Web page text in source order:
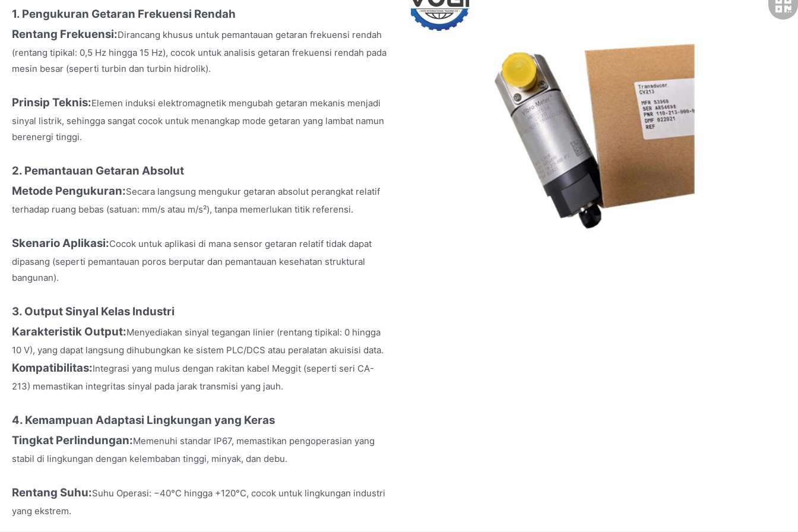
1. Pengukuran Getaran Frekuensi Rendah
Rentang Frekuensi:Dirancang khusus untuk pemantauan getaran frekuensi rendah
(rentang tipikal: 0,5 Hz hingga 15 Hz), cocok untuk analisis getaran frekuensi rendah pada
mesin besar (seperti turbin dan turbin hidrolik).
Prinsip Teknis:Elemen induksi elektromagnetik mengubah getaran mekanis menjadi
sinyal listrik, sehingga sangat cocok untuk menangkap mode getaran yang lambat namun
berenergi tinggi.
2. Pemantauan Getaran Absolut
Metode Pengukuran:Secara langsung mengukur getaran absolut perangkat relatif
terhadap ruang bebas (satuan: mm/s atau m/s²), tanpa memerlukan titik referensi.
Skenario Aplikasi:Cocok untuk aplikasi di mana sensor getaran relatif tidak dapat
dipasang (seperti pemantauan poros berputar dan pemantauan kesehatan struktural
bangunan).
3. Output Sinyal Kelas Industri
Karakteristik Output:Menyediakan sinyal tegangan linier (rentang tipikal: 0 hingga
10 V), yang dapat langsung dihubungkan ke sistem PLC/DCS atau peralatan akuisisi data.
Kompatibilitas:Integrasi yang mulus dengan rakitan kabel Meggit (seperti seri CA-
213) memastikan integritas sinyal pada jarak transmisi yang jauh.
4. Kemampuan Adaptasi Lingkungan yang Keras
Tingkat Perlindungan:Memenuhi standar IP67, memastikan pengoperasian yang
stabil di lingkungan dengan kelembaban tinggi, minyak, dan debu.
Rentang Suhu:Suhu Operasi: −40°C hingga +120°C, cocok untuk lingkungan industri
yang ekstrem.